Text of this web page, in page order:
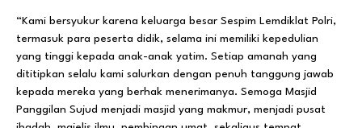
“Kami bersyukur karena keluarga besar Sespim Lemdiklat Polri,
termasuk para peserta didik, selama ini memiliki kepedulian
yang tinggi kepada anak-anak yatim. Setiap amanah yang
dititipkan selalu kami salurkan dengan penuh tanggung jawab
kepada mereka yang berhak menerimanya. Semoga Masjid
Panggilan Sujud menjadi masjid yang makmur, menjadi pusat